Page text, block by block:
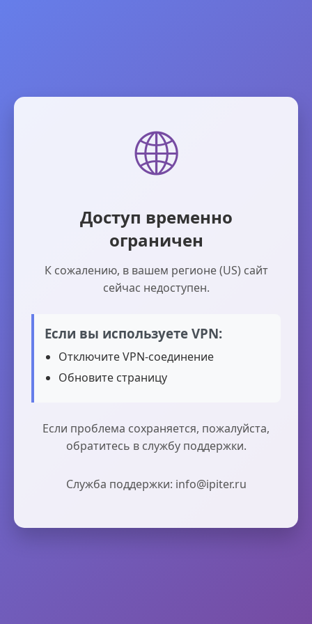
🌐
Доступ временно
ограничен
К сожалению, в вашем регионе (US) сайт
сейчас недоступен.
Если вы используете VPN:
Отключите VPN-соединение
Обновите страницу
Если проблема сохраняется, пожалуйста,
обратитесь в службу поддержки.
Служба поддержки: info@ipiter.ru